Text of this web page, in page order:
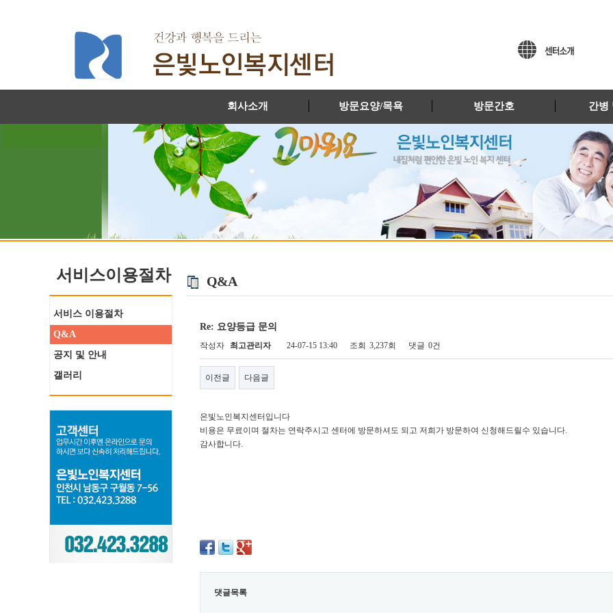
회사소개 방문요양/목욕 방문간호 간병
서비스이용절차
서비스 이용절차
Q&A
공지 및 안내
갤러리
Q&A
Re: 요양등급 문의
작성자 최고관리자 24-07-15 13:40 조회 3,237회 댓글 0건
이전글 다음글
은빛노인복지센터입니다
비용은 무료이며 절차는 연락주시고 센터에 방문하셔도 되고 저희가 방문하여 신청해드릴수 있습니다.
감사합니다.
댓글목록